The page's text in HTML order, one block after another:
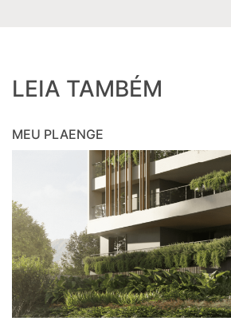
LEIA TAMBÉM
MEU PLAENGE